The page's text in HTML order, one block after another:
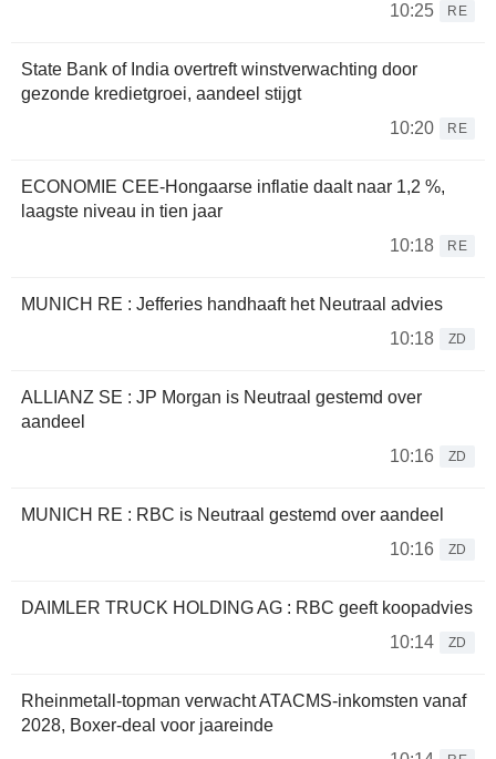
10:25
RE
State Bank of India overtreft winstverwachting door
gezonde kredietgroei, aandeel stijgt
10:20
RE
ECONOMIE CEE-Hongaarse inflatie daalt naar 1,2 %,
laagste niveau in tien jaar
10:18
RE
MUNICH RE : Jefferies handhaaft het Neutraal advies
10:18
ZD
ALLIANZ SE : JP Morgan is Neutraal gestemd over
aandeel
10:16
ZD
MUNICH RE : RBC is Neutraal gestemd over aandeel
10:16
ZD
DAIMLER TRUCK HOLDING AG : RBC geeft koopadvies
10:14
ZD
Rheinmetall-topman verwacht ATACMS-inkomsten vanaf
2028, Boxer-deal voor jaareinde